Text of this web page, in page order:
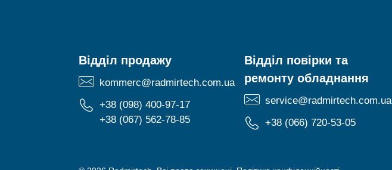
Відділ продажу
kommerc@radmirtech.com.ua
+38 (098) 400-97-17
+38 (067) 562-78-85
Відділ повірки та
ремонту обладнання
service@radmirtech.com.ua
+38 (066) 720-53-05